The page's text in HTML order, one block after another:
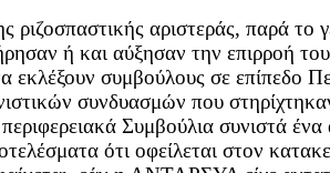
ριζοσπαστικής αριστεράς, παρά το
ή και αύξησαν την επιρροή
εκλέξουν συμβούλους σε επίπεδο
συνδυασμών που
Συμβούλια συνιστά ένα
ότι οφείλεται στον